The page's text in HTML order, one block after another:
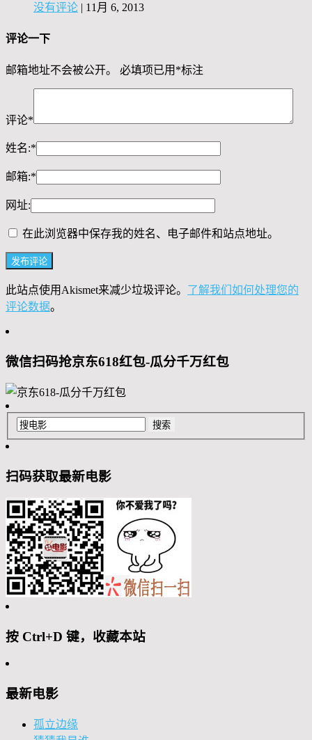
没有评论 | 11月 6, 2013
评论一下
邮箱地址不会被公开。 必填项已用 *标注
评论*
姓名:*
邮箱:*
网址:
在此浏览器中保存我的姓名、电子邮件和站点地址。
此站点使用Akismet来减少垃圾评论。 了解我们如何处理您的
评论数据。
微信扫码抢京东618红包-瓜分千万红包
扫码获取最新电影
按 Ctrl+D 键，收藏本站
最新电影
孤立边缘